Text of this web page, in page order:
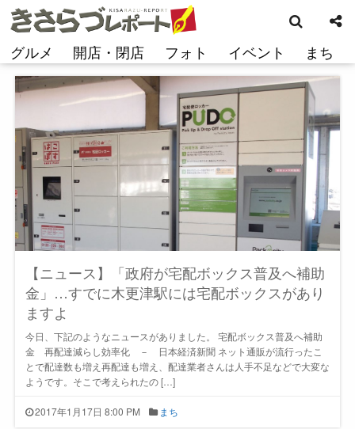
コ
ン
ン
グルメ 開店・閉店 フォト イベント まち
索
【ニュース】「政府が宅配ボックス普及へ補助
金」…すでに木更津駅には宅配ボックスがあり
ますよ
今日、下記のようなニュースがありました。 宅配ボックス普及へ補助
金 再配達減らし効率化 － 日本経済新聞 ネット通販が流行ったこ
とで配達数も増え再配達も増え、配達業者さんは人手不足などで大変な
ようです。そこで考えられたの […]
2017年1月17日 8:00 PM まち